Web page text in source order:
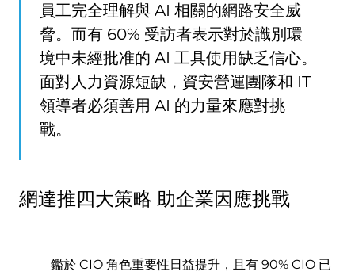
員工完全理解與 AI 相關的網路安全威
脅。而有 60% 受訪者表示對於識別環
境中未經批准的 AI 工具使用缺乏信心。
面對人力資源短缺，資安營運團隊和 IT
領導者必須善用 AI 的力量來應對挑
戰。
網達推四大策略 助企業因應挑戰
鑑於 CIO 角色重要性日益提升，且有 90% CIO 已